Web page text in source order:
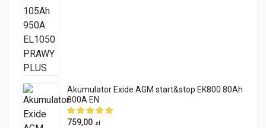
Akumulator Exide AGM start&stop EK800 80Ah
800A EN
759,00 zł